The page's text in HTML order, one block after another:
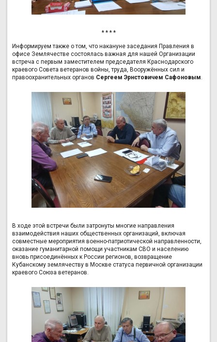
* * * *
Информируем также о том, что накануне заседания Правления в
офисе Землячестве состоялась важная для нашей Организации
встреча с первым заместителем председателя Краснодарского
краевого Совета ветеранов войны, труда, Вооружённых сил и
правоохранительных органов Сергеем Эрнстовичем Сафоновым
В ходе этой встречи были затронуты многие направления
взаимодействия наших общественных организаций, включая
совместные мероприятия военно-патриотической направленности,
оказание гуманитарной помощи участникам СВО и населению
вновь присоединённых к России регионов, возвращение
Кубанскому землячеству в Москве статуса первичной организации
краевого Союза ветеранов.